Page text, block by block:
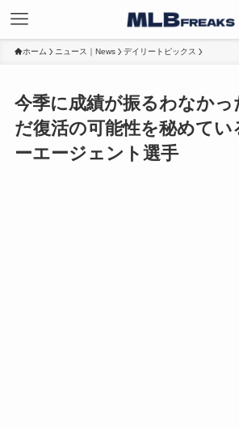
ホーム ニュース｜News デイリートピックス
今季に成績が振るわなかっ
だ復活の可能性を秘めてい
ーエージェント選手